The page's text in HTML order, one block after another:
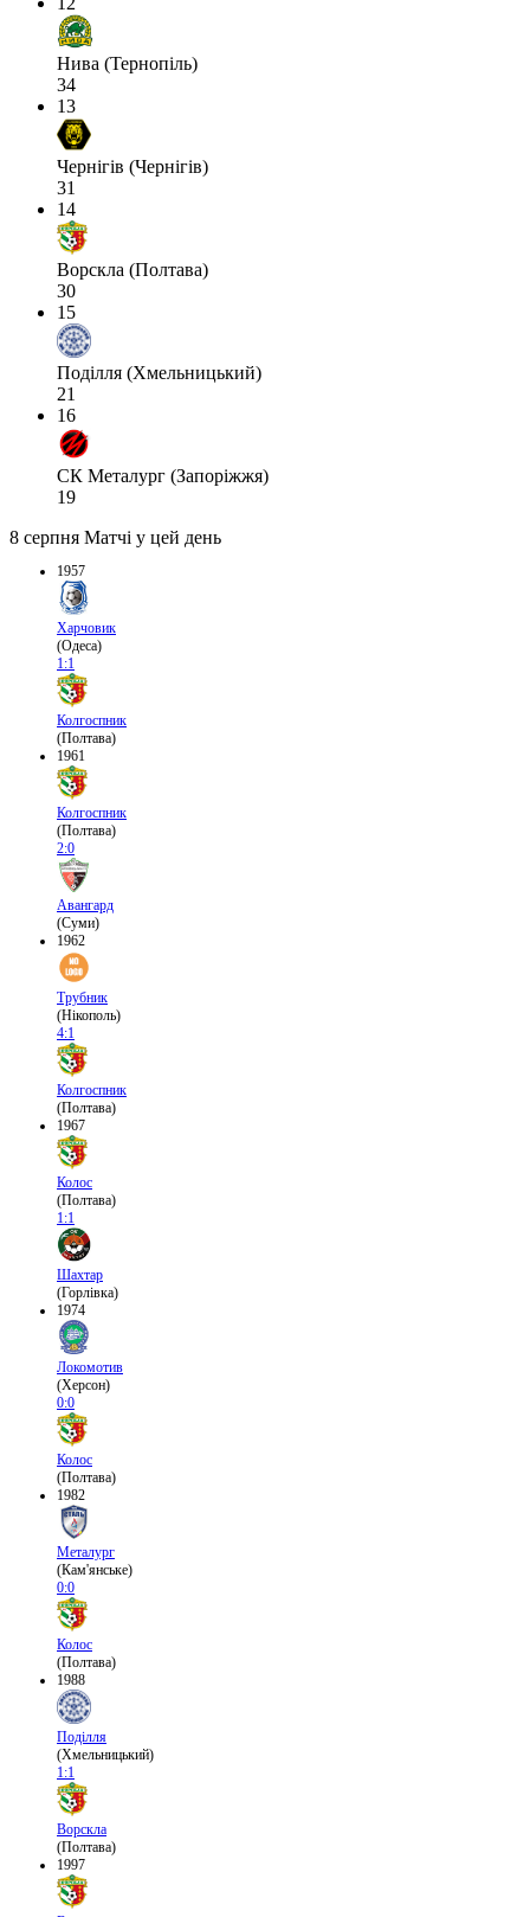
Нива (Тернопіль)
34
13
Чернігів (Чернігів)
31
14
Ворскла (Полтава)
30
15
Поділля (Хмельницький)
21
16
СК Металург (Запоріжжя)
19
8 серпня Матчі у цей день
1957
Харчовик
(Одеса)
1:1
Колгоспник
(Полтава)
1961
Колгоспник
(Полтава)
2:0
Авангард
(Суми)
1962
Трубник
(Нікополь)
4:1
Колгоспник
(Полтава)
1967
Колос
(Полтава)
1:1
Шахтар
(Горлівка)
1974
Локомотив
(Херсон)
0:0
Колос
(Полтава)
1982
Металург
(Кам'янське)
0:0
Колос
(Полтава)
1988
Поділля
(Хмельницький)
1:1
Ворскла
(Полтава)
1997